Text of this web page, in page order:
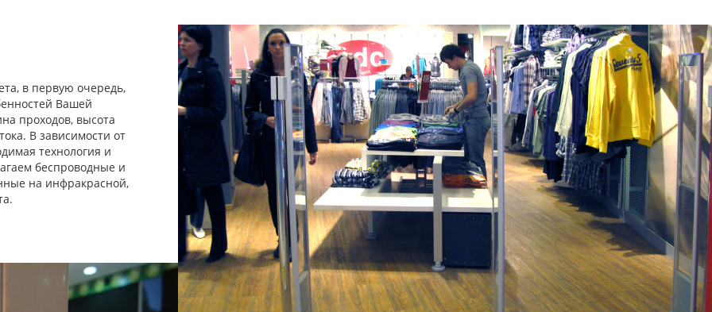
в первую очередь,
Вашей
проходов, высота
В зависимости от
технология и
беспроводные и
на инфракрасной,